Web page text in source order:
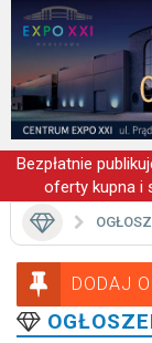
Bezpłatnie
oferty kupna i
DODAJ